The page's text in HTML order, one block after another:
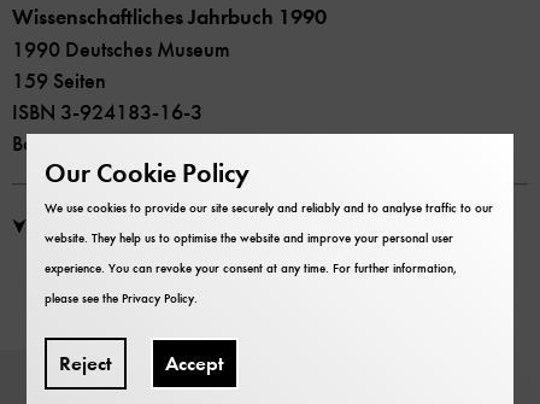
Wissenschaftliches Jahrbuch 1990
1990 Deutsches Museum
159 Seiten
ISBN 3-924183-16-3
Bookstore price 3,00 €
Our Cookie Policy
We use cookies to provide our site securely and reliably and to analyse traffic to our
website. They help us to optimise the website and improve your personal user
experience. You can revoke your consent at any time. For further information,
please see thePrivacy Policy
Reject Accept